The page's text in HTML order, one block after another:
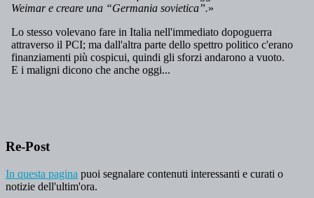
Re-Post
In questa pagina puoi segnalare contenuti interessanti e curati o
notizie dell'ultim'ora.